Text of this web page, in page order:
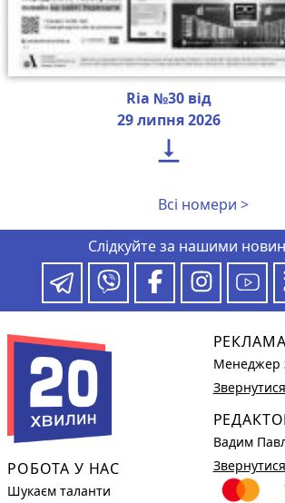
Ria №30 від
29 липня 2026

Всі номери >
Слідкуйте за нашими
РОБОТА У НАС
Шукаєм таланти
Менеджер
Звернутися
Вадим
Звернутися